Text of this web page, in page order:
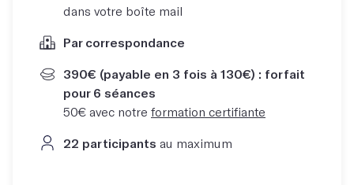
dans votre boîte mail
Par correspondance
390€ (payable en 3 fois à 130€) : forfait
pour 6 séances
50€ avec notre formation certifiante
22 participants au maximum